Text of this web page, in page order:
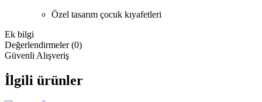
Özel tasarım çocuk kıyafetleri
Ek bilgi
Değerlendirmeler (0)
Güvenli Alışveriş
İlgili ürünler